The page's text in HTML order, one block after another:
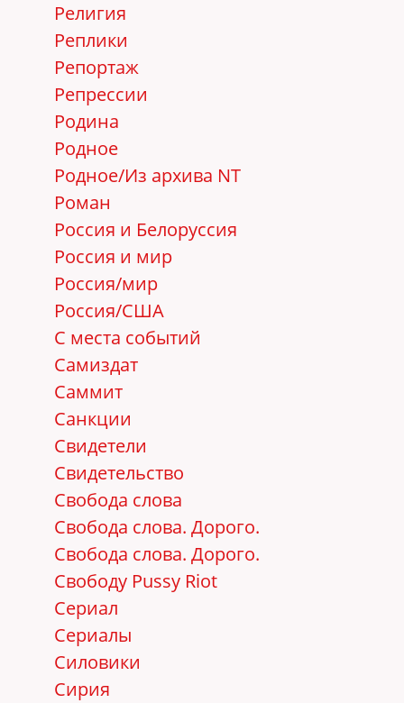
Религия
Реплики
Репортаж
Репрессии
Родина
Родное
Родное/Из архива NT
Роман
Россия и Белоруссия
Россия и мир
Россия/мир
Россия/США
С места событий
Самиздат
Саммит
Санкции
Свидетели
Свидетельство
Свобода слова
Свобода слова. Дорого.
Свобода слова. Дорого.
Свободу Pussy Riot
Сериал
Сериалы
Силовики
Сирия